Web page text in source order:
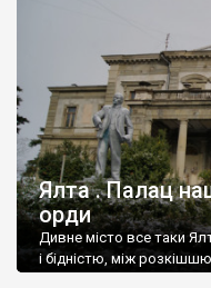
Ялта . Палац
орди
Дивне місто все таки
і бідністю, між